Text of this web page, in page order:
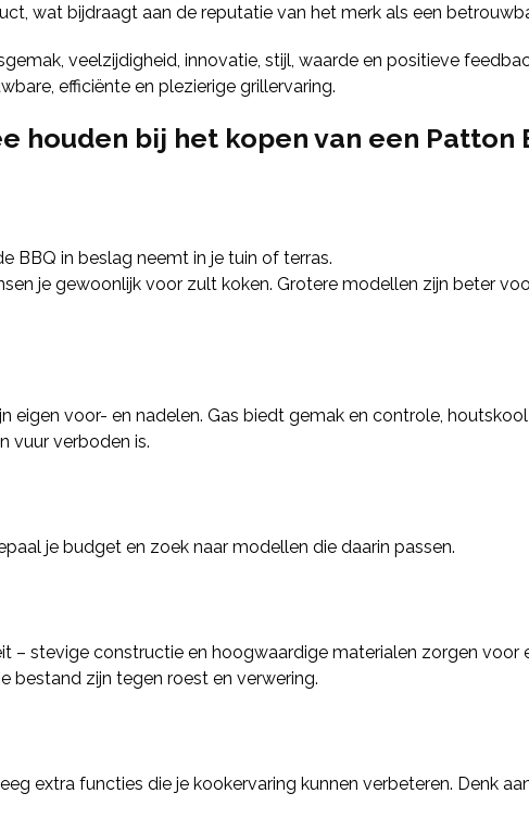
wat bijdraagt aan de reputatie van het merk als een
veelzijdigheid, innovatie, stijl, waarde en positieve
efficiënte en plezierige grillervaring.
houden bij het kopen van een Patton
BBQ in beslag neemt in je tuin of terras.
je gewoonlijk voor zult koken. Grotere modellen zijn beter
eigen voor- en nadelen. Gas biedt gemak en controle,
vuur verboden is.
je budget en zoek naar modellen die daarin passen.
– stevige constructie en hoogwaardige materialen zorgen voor
bestand zijn tegen roest en verwering.
extra functies die je kookervaring kunnen verbeteren. Denk